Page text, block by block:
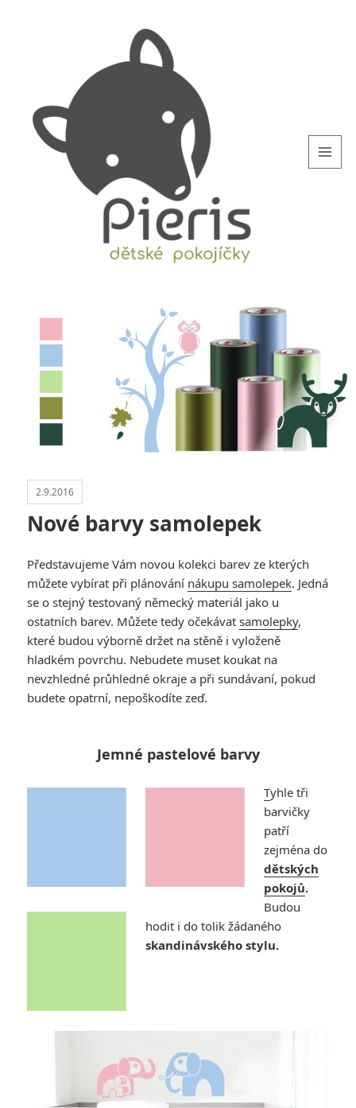
2.9.2016
Nové barvy samolepek
Představujeme Vám novou kolekci barev ze kterých
můžete vybírat při plánování nákupu samolepek. Jedná
se o stejný testovaný německý materiál jako u
ostatních barev. Můžete tedy očekávatsamolepky,
které budou výborně držet na stěně i vyloženě
hladkém povrchu. Nebudete muset koukat na
nevzhledné průhledné okraje a při sundávaní, pokud
budete opatrní, nepoškodíte zeď.
Jemné pastelové barvy
Tyhle tři
barvičky
patří
zejména do
dětských
pokojů.
Budou
hodit i do tolik žádaného
skandinávského stylu.